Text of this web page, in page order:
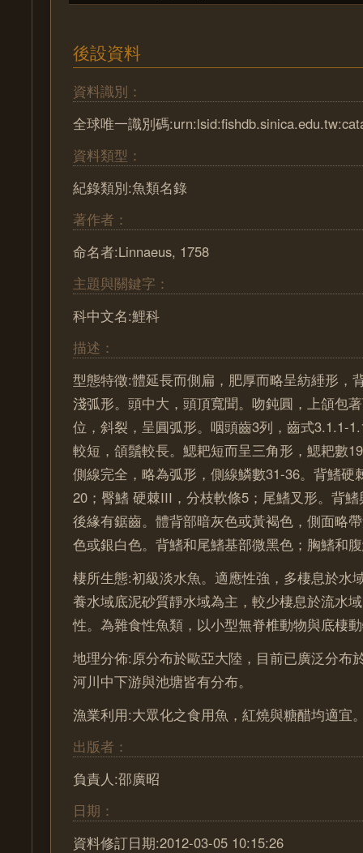
後設資料
資料識別：
全球唯一識別碼
資料類型：
紀錄類別:魚類名錄
著作者：
命名者:Linnaeus, 1758
主題與關鍵字：
科中文名:鯉科
描述：
型態特徵:體延長而側扁，肥厚而略呈紡綞形，
淺弧形。頭中大，頭頂寬聞。吻鈍圓，上頜包
位，斜裂，呈圓弧形。咽頭齒3列，齒式3.1.1-
較短，頜鬚較長。鰓耙短而呈三角形，鰓耙數
側線完全，略為弧形，側線鱗數31-36。背鰭硬
20；臀鰭 硬棘III，分枝軟條5；尾鰭叉形。背
後緣有鋸齒。體背部暗灰色或黃褐色，側面略
色或銀白色。背鰭和尾鰭基部微黑色；胸鰭和
棲所生態:初級淡水魚。適應性強，多棲息於水
養水域底泥砂質靜水域為主，較少棲息於流水
性。為雜食性魚類，以小型無脊椎動物與底棲
地理分佈:原分布於歐亞大陸，目前已廣泛分布
河川中下游與池塘皆有分布。
漁業利用:大眾化之食用魚，紅燒與糖醋均適宜
出版者：
負責人:邵廣昭
日期：
資料修訂日期:2012-03-05 10:15:26